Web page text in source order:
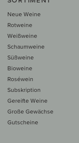
Neue Weine
Rotweine
Weißweine
Schaumweine
Süßweine
Bioweine
Roséwein
Subskription
Gereifte Weine
Große Gewächse
Gutscheine